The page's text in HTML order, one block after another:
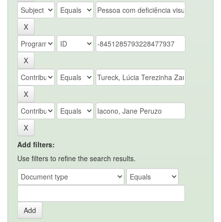
Add filters:
Use filters to refine the search results.